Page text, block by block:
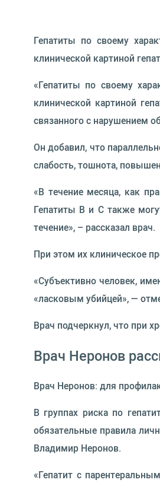
Гепатиты по своему
клинической картиной
«Гепатиты по своему
клинической картиной
связанного с нарушением
Он добавил, что
слабость, тошнота,
«В течение месяца, как
Гепатиты В и С также
течение», – рассказал врач.
При этом их клиническое
«Субъективно человек,
«ласковым убийцей», —
Врач подчеркнул, что при
Врач Неронов
Врач Неронов: для
В группах риска по
обязательные правила
Владимир Неронов.
«Гепатит с